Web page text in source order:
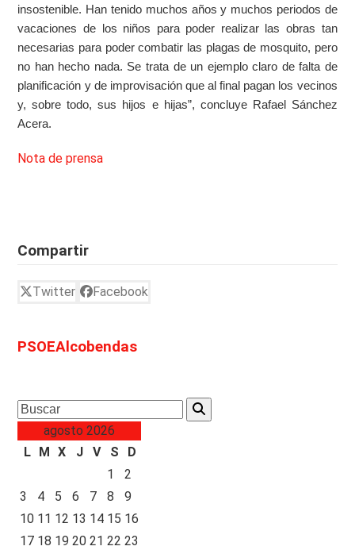
insostenible. Han tenido muchos años y muchos periodos de
vacaciones de los niños para poder realizar las obras tan
necesarias para poder combatir las plagas de mosquito, pero
no han hecho nada. Se trata de un ejemplo claro de falta de
planificación y de improvisación que al final pagan los vecinos
y, sobre todo, sus hijos e hijas”, concluye Rafael Sánchez
Acera.
Nota de prensa
Compartir
Twitter Facebook
PSOEAlcobendas
Search
agosto 2026
L M X J V S
D
1
2
3
4 5 6 7 8
9
10 11 12 13 14 15 16
17 18 19 20 21 22 23